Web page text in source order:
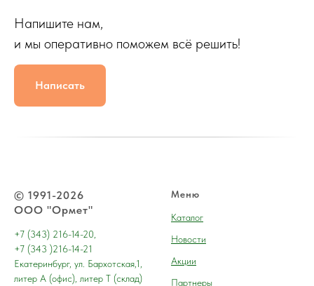
Напишите нам,
и мы оперативно поможем всё решить!
Написать
© 1991-2026
ООО "Ормет"
+7 (343) 216-14-20,
+7 (343 )216-14-21
Екатеринбург, ул. Бархотская,1,
литер А (офис), литер Т (склад)
Меню
Каталог
Новости
Акции
Партнеры